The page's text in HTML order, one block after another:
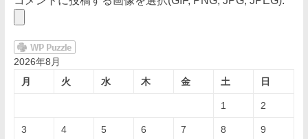
2026年8月
月
火 水 木 金 土 日
1 2
3 4 5 6 7 8 9